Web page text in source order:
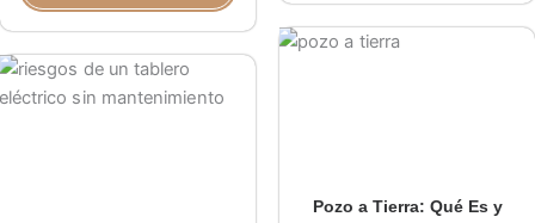
Pozo a Tierra: Qué Es y